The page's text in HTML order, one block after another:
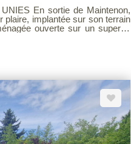
plaire, implantée sur son terrain